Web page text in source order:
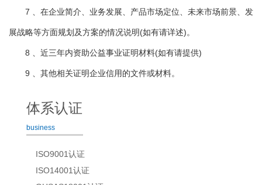
7 、在企业简介、业务发展、产品市场定位、未来市场前景、发
展战略等方面规划及方案的情况说明(如有请详述)。
8 、近三年内资助公益事业证明材料(如有请提供)
9 、其他相关证明企业信用的文件或材料。
体系认证
business
ISO9001认证
ISO14001认证